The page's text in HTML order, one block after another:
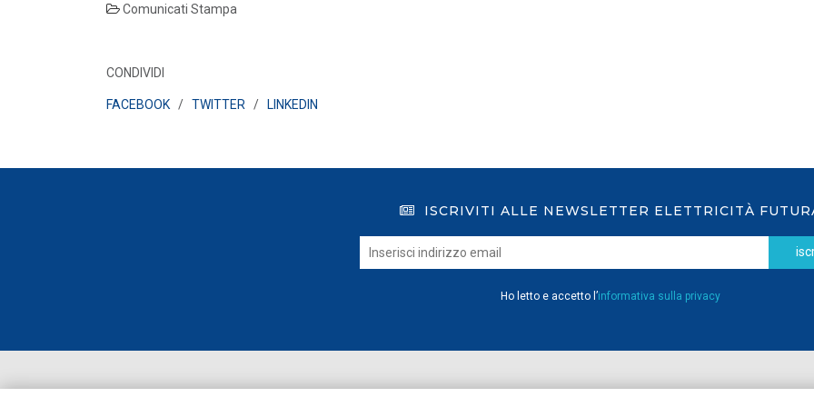
Comunicati Stampa
CONDIVIDI
FACEBOOK/ TWITTER / LINKEDIN
ISCRIVITI ALLE NEWSLETTER ELETTRICITÀ
Ho letto e accetto l’informativa sulla privacy